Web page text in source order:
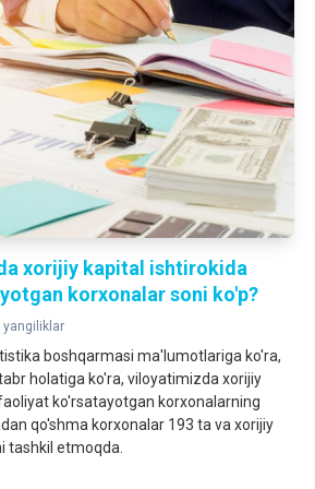
xorijiy kapital ishtirokida
korxonalar soni ko'p?
yangiliklar
boshqarmasi ma'lumotlariga ko'ra,
holatiga ko'ra, viloyatimizda xorijiy
ko'rsatayotgan korxonalarning
qo'shma korxonalar 193 ta va xorijiy
tashkil etmoqda.